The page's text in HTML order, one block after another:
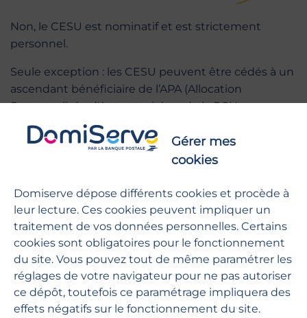
Non, le CESU est nominatif et est strictement
personnel.
Seule exception : les CESU peuvent être cédés à un
ascendant bénéficiaire de l’APA (Allocation
Personnalisée d'Autonomie) ou de la PCH
(Prestation de Compensation du Handicap).
Les réponses à vos questions
GUIDES D'UTILISATION
Toute notre documentation
Gérer mes
cookies
Domiserve dépose différents cookies et procède à
leur lecture. Ces cookies peuvent impliquer un
traitement de vos données personnelles. Certains
cookies sont obligatoires pour le fonctionnement
du site. Vous pouvez tout de même paramétrer les
réglages de votre navigateur pour ne pas autoriser
ce dépôt, toutefois ce paramétrage impliquera des
effets négatifs sur le fonctionnement du site.